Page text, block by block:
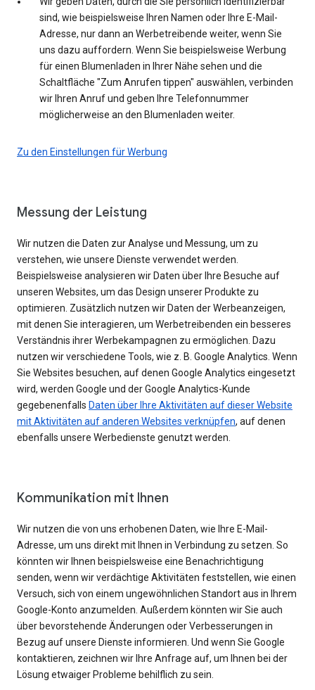
sind, wie beispielsweise Ihren Namen oder Ihre E-Mail-
Adresse, nur dann an Werbetreibende weiter, wenn Sie
uns dazu auffordern. Wenn Sie beispielsweise Werbung
für einen Blumenladen in Ihrer Nähe sehen und die
Schaltfläche "Zum Anrufen tippen" auswählen, verbinden
wir Ihren Anruf und geben Ihre Telefonnummer
möglicherweise an den Blumenladen weiter.
Zu den Einstellungen für Werbung
Messung der Leistung
Wir nutzen die Daten zur Analyse und Messung, um zu
verstehen, wie unsere Dienste verwendet werden.
Beispielsweise analysieren wir Daten über Ihre Besuche auf
unseren Websites, um das Design unserer Produkte zu
optimieren. Zusätzlich nutzen wir Daten der Werbeanzeigen,
mit denen Sie interagieren, um Werbetreibenden ein besseres
Verständnis ihrer Werbekampagnen zu ermöglichen. Dazu
nutzen wir verschiedene Tools, wie z. B. Google Analytics. Wenn
Sie Websites besuchen, auf denen Google Analytics eingesetzt
wird, werden Google und der Google Analytics-Kunde
gegebenenfalls Daten über Ihre Aktivitäten auf dieser Website
mit Aktivitäten auf anderen Websites verknüpfen, auf denen
ebenfalls unsere Werbedienste genutzt werden.
Kommunikation mit Ihnen
Wir nutzen die von uns erhobenen Daten, wie Ihre E-Mail-
Adresse, um uns direkt mit Ihnen in Verbindung zu setzen. So
könnten wir Ihnen beispielsweise eine Benachrichtigung
senden, wenn wir verdächtige Aktivitäten feststellen, wie einen
Versuch, sich von einem ungewöhnlichen Standort aus in Ihrem
Google-Konto anzumelden. Außerdem könnten wir Sie auch
über bevorstehende Änderungen oder Verbesserungen in
Bezug auf unsere Dienste informieren. Und wenn Sie Google
kontaktieren, zeichnen wir Ihre Anfrage auf, um Ihnen bei der
Lösung etwaiger Probleme behilflich zu sein.